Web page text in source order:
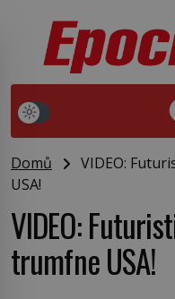
Domů
VIDEO:
USA!
VIDEO:
trumfne USA!